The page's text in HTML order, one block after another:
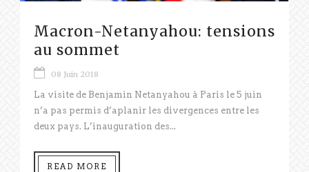
Macron-Netanyahou: tensions
au sommet
08 Juin 2018
La visite de Benjamin Netanyahou à Paris le 5 juin
n’a pas permis d’aplanir les divergences entre les
deux pays. L’inauguration des...
READ MORE